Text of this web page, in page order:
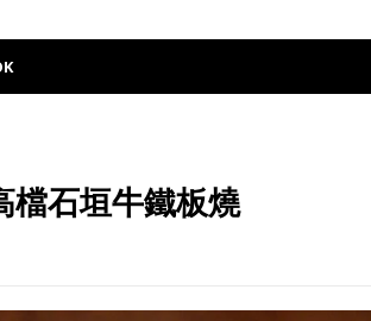
檔石垣牛鐵板燒